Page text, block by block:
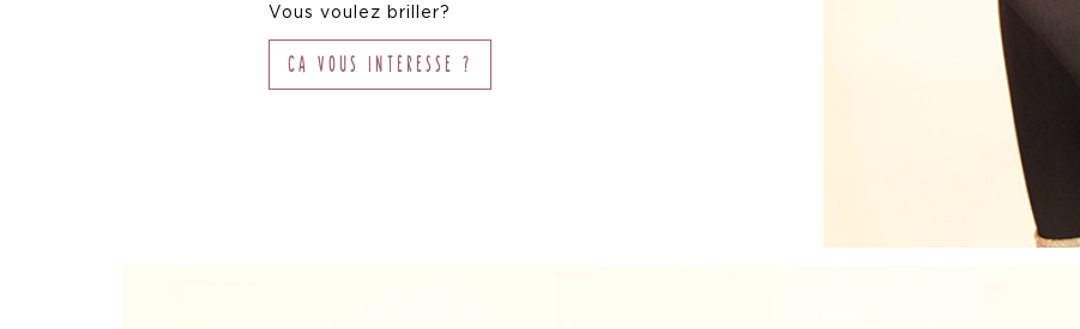
Vous voulez briller?
CA VOUS INTÉRESSE ?